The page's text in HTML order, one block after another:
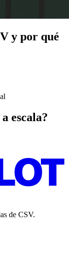
y por qué
escala?
de CSV.